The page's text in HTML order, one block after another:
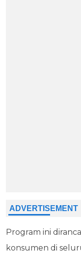
Program ini
konsumen di